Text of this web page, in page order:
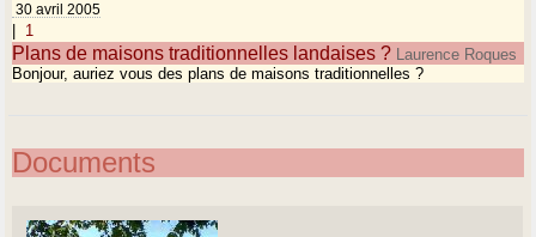
30 avril 2005
1
Plans de maisons traditionnelles landaises ? Laurence Roques
Bonjour, auriez vous des plans de maisons traditionnelles ?
Documents